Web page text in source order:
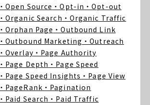
・Open Source ・Opt-in ・Opt-out
・Organic Search ・Organic Traffic
・Orphan Page ・Outbound Link
・Outbound Marketing ・Outreach
・Overlay ・Page Authority
・Page Depth ・Page Speed
・Page Speed Insights ・Page View
・PageRank ・Pagination
・Paid Search ・Paid Traffic